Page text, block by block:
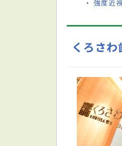
・ 強度近
くろさ